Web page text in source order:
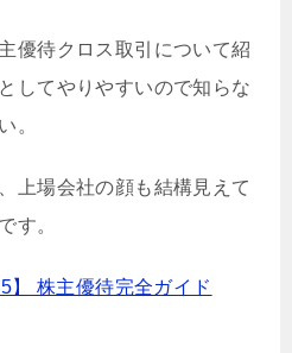
優待クロス取引について紹
してやりやすいので知らな
。
上場会社の顔も結構見えて
す。
】 株主優待完全ガイド